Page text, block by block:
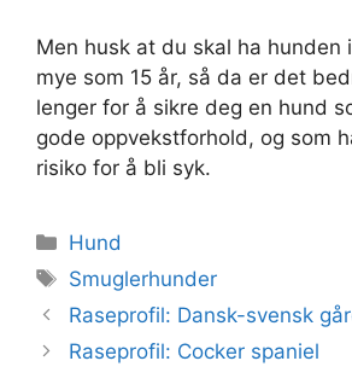
Men husk at du skal ha hunden
mye som 15 år, så da er det
lenger for å sikre deg en hund
gode oppvekstforhold, og som
risiko for å bli syk.
Kategorier
Hund
Stikkord
Smuglerhunder
Raseprofil: Dansk-svensk
Raseprofil: Cocker spaniel